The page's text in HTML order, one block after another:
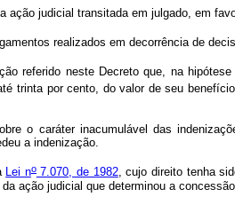
ação judicial transitada em julgado, em
realizados em decorrência de
referido neste Decreto que, na
trinta por cento, do valor de seu
o caráter inacumulável das
a indenização.
Lei no7.070, de 1982, cujo direito tenha
ação judicial que determinou a